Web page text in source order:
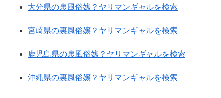
大分県の裏風俗嬢？ヤリマンギャルを検索
宮崎県の裏風俗嬢？ヤリマンギャルを検索
鹿児島県の裏風俗嬢？ヤリマンギャルを検索
沖縄県の裏風俗嬢？ヤリマンギャルを検索